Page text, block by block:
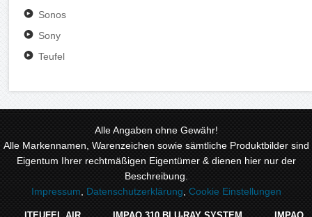
Sonos
Sony
Teufel
Alle Angaben ohne Gewähr!
Alle Markennamen, Warenzeichen sowie sämtliche Produktbilder sind
Eigentum Ihrer rechtmäßigen Eigentümer & dienen hier nur der
Beschreibung.
Impressum
Datenschutzerklärung Cookie Einstellungen